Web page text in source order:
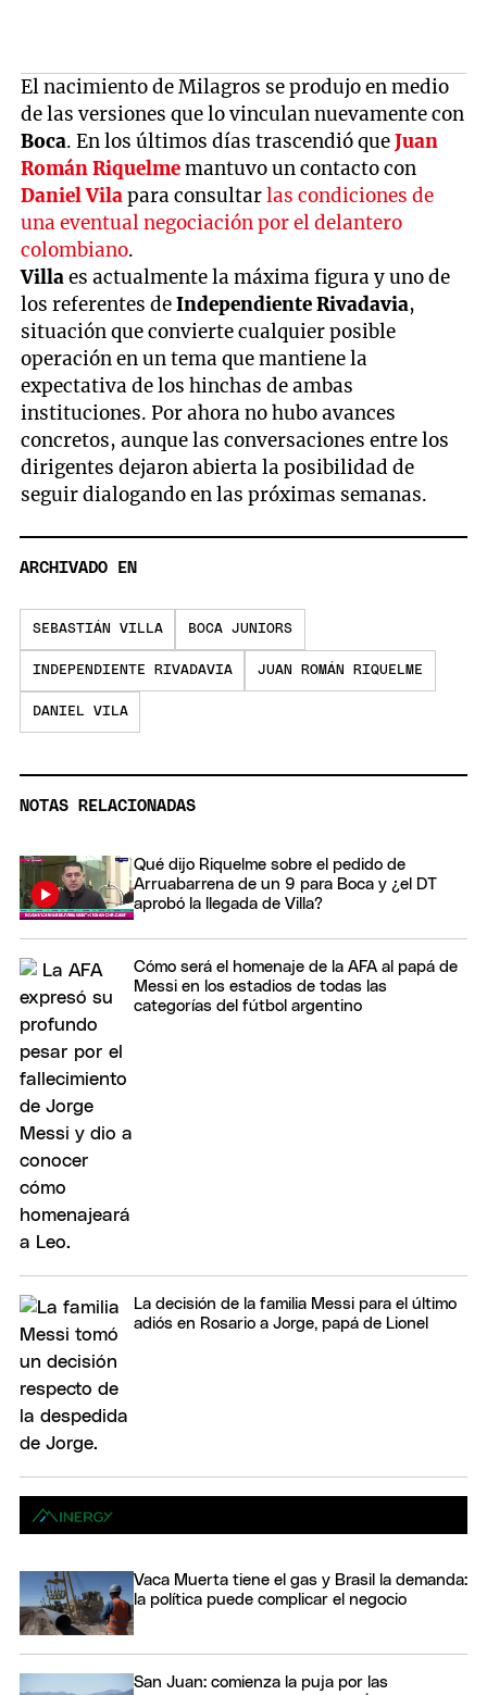
El nacimiento de Milagros se produjo en medio
de las versiones que lo vinculan nuevamente con
Boca. En los últimos días trascendió queJuan
Román Riquelmemantuvo un contacto con
Daniel Vilapara consultarlas condiciones de
una eventual negociación por el delantero
colombiano.
Villaes actualmente la máxima figura y uno de
los referentes deIndependiente Rivadavia,
situación que convierte cualquier posible
operación en un tema que mantiene la
expectativa de los hinchas de ambas
instituciones. Por ahora no hubo avances
concretos, aunque las conversaciones entre los
dirigentes dejaron abierta la posibilidad de
seguir dialogando en las próximas semanas.
ARCHIVADO EN
SEBASTIÁN VILLA BOCA JUNIORS
INDEPENDIENTE RIVADAVIA JUAN ROMÁN RIQUELME
DANIEL VILA
NOTAS RELACIONADAS
Qué dijo Riquelme sobre el pedido de
Arruabarrena de un 9 para Boca y ¿el DT
aprobó la llegada de Villa?
Cómo será el homenaje de la AFA al papá de
Messi en los estadios de todas las
categorías del fútbol argentino
La decisión de la familia Messi para el último
adiós en Rosario a Jorge, papá de Lionel
Vaca Muerta tiene el gas y Brasil la demanda:
la política puede complicar el negocio
San Juan: comienza la puja por las